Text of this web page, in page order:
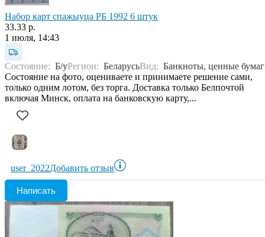
Набор карт спажыуца РБ 1992 6 штук
33.33 р.
1 июля, 14:43
Состояние: Б/уРегион: БеларусьВид: Банкноты, ценные
Состояние на фото, оцениваете и принимаете решение сами,
только одним лотом, без торга. Доставка только Белпочтой
включая Минск, оплата на банковскую карту,...
user_2022Добавить отзыв
Написать